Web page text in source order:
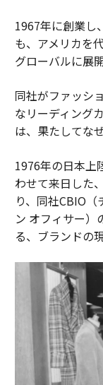
1967年に創業し
も、アメリカを
グローバルに展
同社がファッシ
なリーディング
は、果たしてな
1976年の日本上
わせて来日した
り、同社CBIO
ン オフィサー
る、ブランドの